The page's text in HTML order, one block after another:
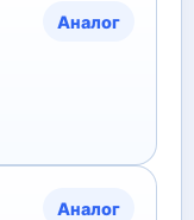
Аналог
Аналог